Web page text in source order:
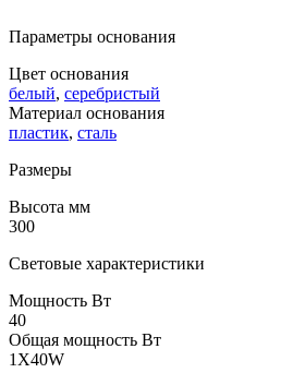
Параметры основания
Цвет основания
белый, серебристый
Материал основания
пластик, сталь
Размеры
Высота мм
300
Световые характеристики
Мощность Вт
40
Общая мощность Вт
1X40W